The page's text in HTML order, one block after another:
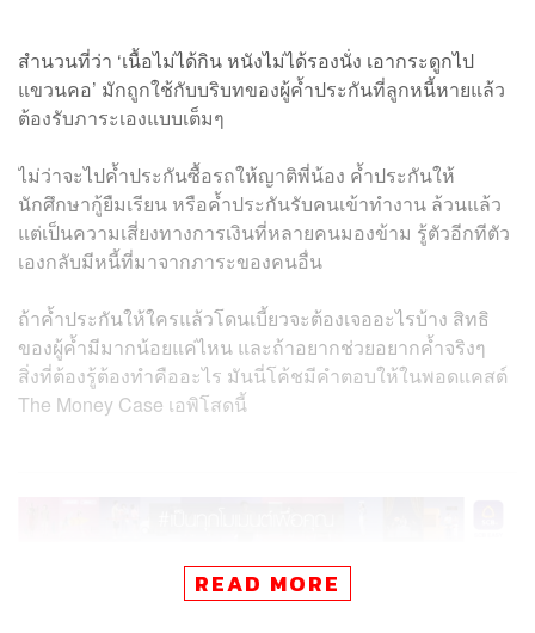
สำนวนที่ว่า ‘เนื้อไม่ได้กิน หนังไม่ได้รองนั่ง เอากระดูกไป
แขวนคอ’ มักถูกใช้กับบริบทของผู้ค้ำประกันที่ลูกหนี้หายแล้ว
ต้องรับภาระเองแบบเต็มๆ
ไม่ว่าจะไปค้ำประกันซื้อรถให้ญาติพี่น้อง ค้ำประกันให้
นักศึกษากู้ยืมเรียน หรือค้ำประกันรับคนเข้าทำงาน ล้วนแล้ว
แต่เป็นความเสี่ยงทางการเงินที่หลายคนมองข้าม รู้ตัวอีกทีตัว
เองกลับมีหนี้ที่มาจากภาระของคนอื่น
ถ้าค้ำประกันให้ใครแล้วโดนเบี้ยวจะต้องเจออะไรบ้าง สิทธิ
ของผู้ค้ำมีมากน้อยแค่ไหน และถ้าอยากช่วยอยากค้ำจริงๆ
สิ่งที่ต้องรู้ต้องทำคืออะไร มันนี่โค้ชมีคำตอบให้ในพอดแคสต์
The Money Case เอพิโสดนี้
READ MORE